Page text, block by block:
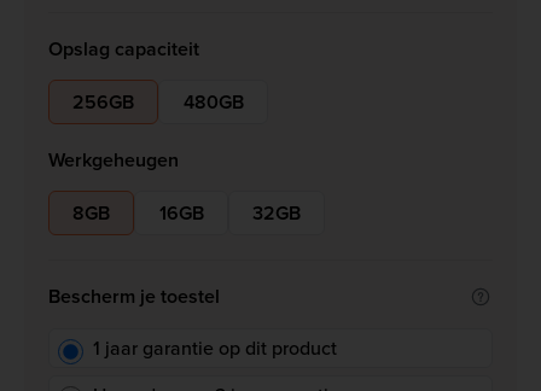
Opslag capaciteit
256GB
480GB
Werkgeheugen
8GB
16GB 32GB
Bescherm je toestel
1 jaar garantie op dit product